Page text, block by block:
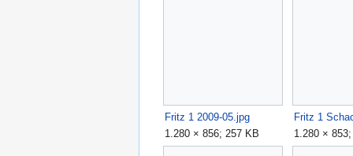
Fritz 1 2009-05.jpg
1.280 × 856; 257 KB
1.280 ×